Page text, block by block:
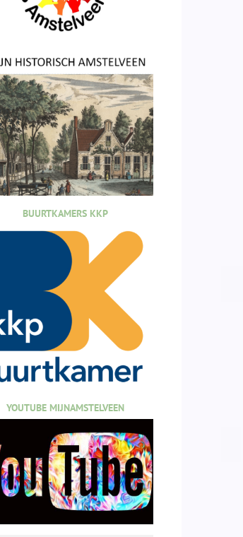
BUURTKAMERS KKP
YOUTUBE MIJNAMSTELVEEN